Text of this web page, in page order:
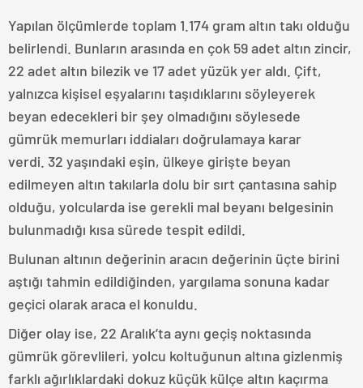
Yapılan ölçümlerde toplam 1.174 gram altın takı olduğu
belirlendi. Bunların arasında en çok 59 adet altın zincir,
22 adet altın bilezik ve 17 adet yüzük yer aldı. Çift,
yalnızca kişisel eşyalarını taşıdıklarını söyleyerek
beyan edecekleri bir şey olmadığını söylesede
gümrük memurları iddiaları doğrulamaya karar
verdi. 32 yaşındaki eşin, ülkeye girişte beyan
edilmeyen altın takılarla dolu bir sırt çantasına sahip
olduğu, yolcularda ise gerekli mal beyanı belgesinin
bulunmadığı kısa sürede tespit edildi.
Bulunan altının değerinin aracın değerinin üçte birini
aştığı tahmin edildiğinden, yargılama sonuna kadar
geçici olarak araca el konuldu.
Diğer olay ise, 22 Aralık’ta aynı geçiş noktasında
gümrük görevlileri, yolcu koltuğunun altına gizlenmiş
farklı ağırlıklardaki dokuz küçük külçe altın kaçırma